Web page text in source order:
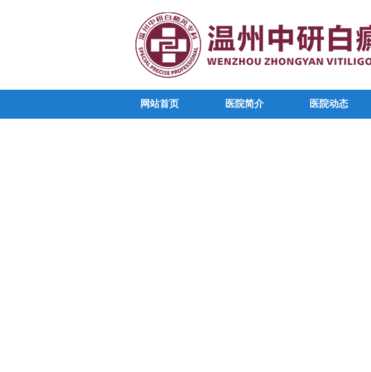
网站首页 医院简介 医院动态